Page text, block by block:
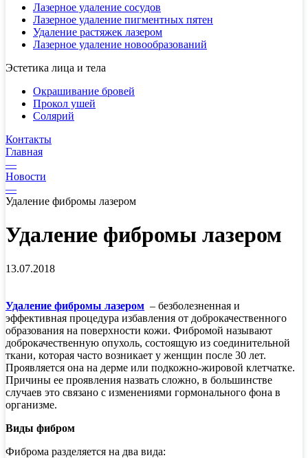
Лазерное удаление сосудов
Лазерное удаление пигментных пятен
Удаление растяжек лазером
Лазерное удаление новообразований
Эстетика лица и тела
Окрашивание бровей
Прокол ушей
Солярий
Контакты
Главная
—
Новости
—
Удаление фибромы лазером
Удаление фибромы лазером
13.07.2018
Удаление фибромы лазером – безболезненная и
эффективная процедура избавления от доброкачественного
образования на поверхности кожи. Фибромой называют
доброкачественную опухоль, состоящую из соединительной
ткани, которая часто возникает у женщин после 30 лет.
Проявляется она на дерме или подкожно-жировой клетчатке.
Причины ее проявления назвать сложно, в большинстве
случаев это связано с изменениями гормонального фона в
организме.
Виды фибром
Фиброма разделяется на два вида: